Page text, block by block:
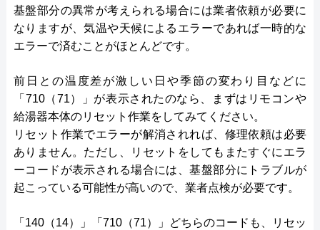
基盤部分の異常が考えられる場合には業者依頼が必要に
なりますが、気温や天候によるエラーであれば一時的な
エラーで済むことがほとんどです。
前日との温度差が激しい日や季節の変わり目などに
「710（71）」が表示されたのなら、まずはリモコンや
給湯器本体のリセット作業をしてみてください。
リセット作業でエラーが解消されれば、修理依頼は必要
ありません。ただし、リセットをしてもまたすぐにエラ
ーコードが表示される場合には、基盤部分にトラブルが
起こっている可能性が高いので、業者点検が必要です。
「140（14）」「710（71）」どちらのコードも、リセッ